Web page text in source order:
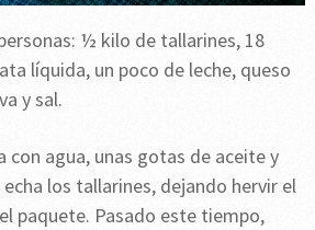
½ kilo de tallarines, 18
líquida, un poco de leche, queso
y sal.
con agua, unas gotas de aceite y
echa los tallarines, dejando hervir el
paquete. Pasado este tiempo,